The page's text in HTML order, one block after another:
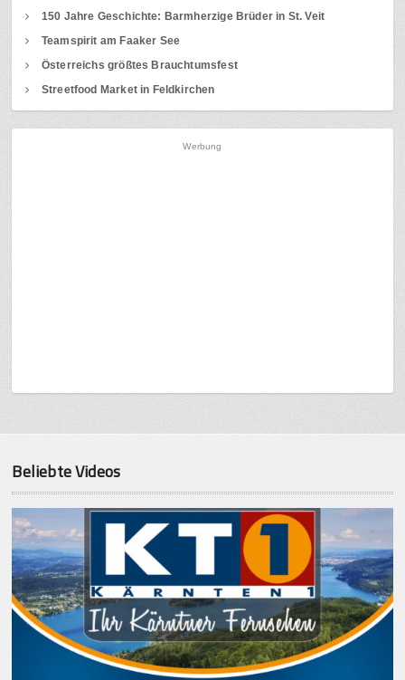
150 Jahre Geschichte: Barmherzige Brüder in St. Veit
Teamspirit am Faaker See
Österreichs größtes Brauchtumsfest
Streetfood Market in Feldkirchen
Werbung
Beliebte Videos